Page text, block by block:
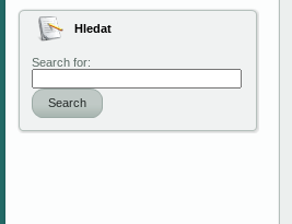
Hledat
Search for:
Search